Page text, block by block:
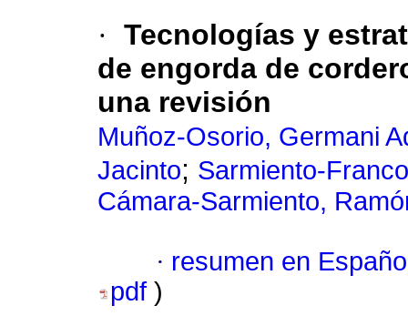
· Tecnologías y
de engorda de
una revisión
Muñoz-Osorio, Germani
Jacinto; Sarmiento-
Cámara-Sarmiento,
· resumen en
pdf )